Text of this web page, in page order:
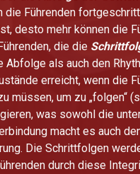
Führenden
desto mehr können die
die die
als auch den
erreicht, wenn die
müssen, um zu „folgen“
was sowohl die
macht es auch
Die Schrittfolgen
durch diese